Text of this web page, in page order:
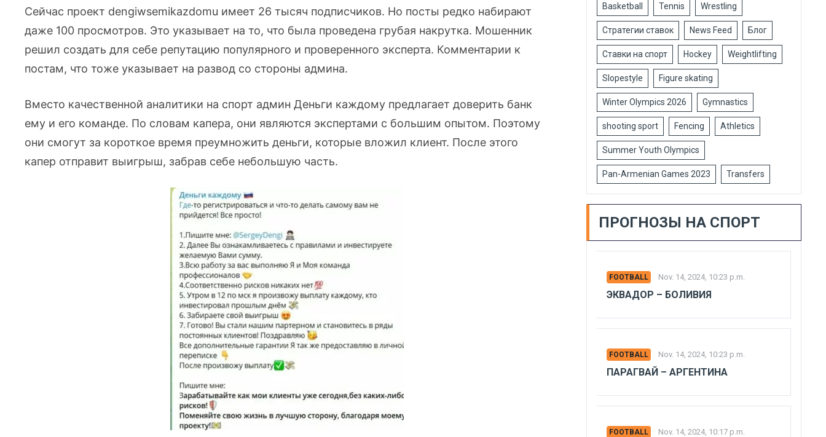
Сейчас проект dengiwsemikazdomu имеет 26 тысяч подписчиков. Но посты редко набирают
даже 100 просмотров. Это указывает на то, что была проведена грубая накрутка. Мошенник
решил создать для себе репутацию популярного и проверенного эксперта. Комментарии к
постам, что тоже указывает на развод со стороны админа.
Вместо качественной аналитики на спорт админ Деньги каждому предлагает доверить банк
ему и его команде. По словам капера, они являются экспертами с большим опытом. Поэтому
они смогут за короткое время преумножить деньги, которые вложил клиент. После этого
капер отправит выигрыш, забрав себе небольшую часть.
Basketball Tennis Wrestling
Стратегии ставок News Feed Блог
Ставки на спорт Hockey Weightlifting
Slopestyle Figure skating
Winter Olympics 2026 Gymnastics
shooting sport Fencing Athletics
Summer Youth Olympics
Pan-Armenian Games 2023 Transfers
ПРОГНОЗЫ НА СПОРТ
FOOTBALL Nov. 14, 2024, 10:23 p.m.
ЭКВАДОР – БОЛИВИЯ
FOOTBALL Nov. 14, 2024, 10:23 p.m.
ПАРАГВАЙ – АРГЕНТИНА
FOOTBALL Nov. 14, 2024, 10:17 p.m.